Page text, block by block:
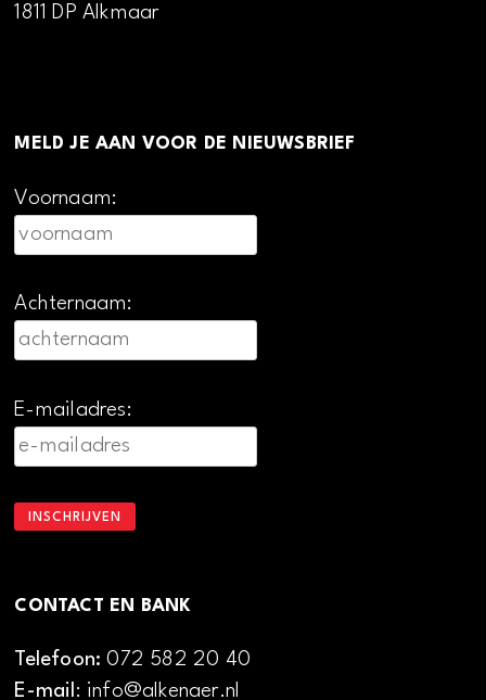
1811 DP Alkmaar
MELD JE AAN VOOR DE NIEUWSBRIEF
Voornaam:
Achternaam:
E-mailadres:
CONTACT EN BANK
Telefoon:072 582 20 40
E-mail: info@alkenaer.nl